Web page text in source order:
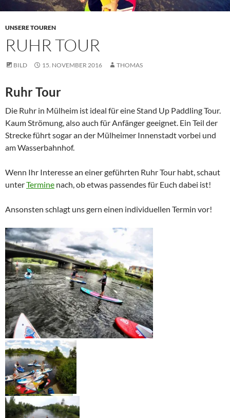
UNSERE TOUREN
RUHR TOUR
BILD 15. NOVEMBER 2016 THOMAS
Ruhr Tour
Die Ruhr in Mülheim ist ideal für eine Stand Up Paddling Tour.
Kaum Strömung, also auch für Anfänger geeignet. Ein Teil der
Strecke führt sogar an der Mülheimer Innenstadt vorbei und
am Wasserbahnhof.
Wenn Ihr Interesse an einer geführten Ruhr Tour habt, schaut
unterTermine nach, ob etwas passendes für Euch dabei ist!
Ansonsten schlagt uns gern einen individuellen Termin vor!